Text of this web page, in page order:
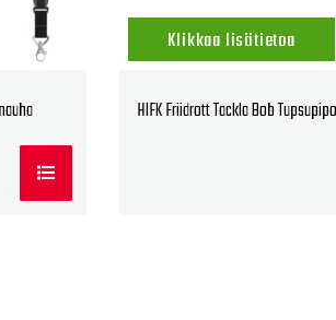
Klikkaa lisätietoa
HIFK Friidrott Tackla Bob